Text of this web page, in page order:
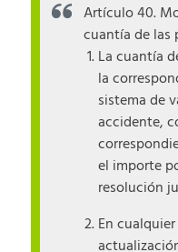
Artículo 40.
cuantía de las
La cuantía
la
sistema de
accidente,
el importe
resolución
En